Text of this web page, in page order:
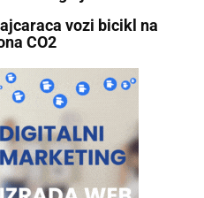
vozi bicikl na
CO2